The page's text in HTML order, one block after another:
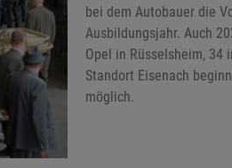
bei dem Autobauer die
Ausbildungsjahr. Auch
Opel in Rüsselsheim, 34
Standort Eisenach
möglich.